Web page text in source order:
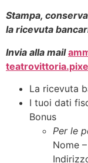
Stampa,
la ricevuta
Invia alla mail
La ricevuta
I tuoi dati
Bonus
Per le
Nome